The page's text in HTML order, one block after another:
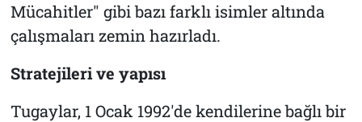
Mücahitler" gibi bazı farklı isimler altında
çalışmaları zemin hazırladı.
Stratejileri ve yapısı
Tugaylar, 1 Ocak 1992'de kendilerine bağlı bir